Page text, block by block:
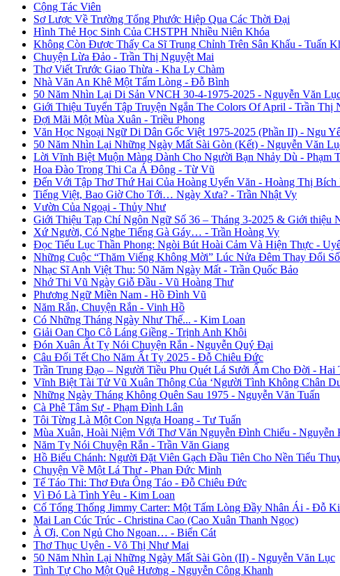
Cộng Tác Viên
Sơ Lược Về Trường Tống Phước Hiệp Qua Các Thời Đại
Hình Thẻ Học Sinh Của CHSTPH Nhiều Niên Khóa
Không Còn Được Thấy Ca Sĩ Trung Chỉnh Trên Sân Khấu - Tuấn
Chuyện Lừa Đảo - Trần Thị Nguyệt Mai
Thơ Viết Trước Giao Thừa - Kha Ly Chàm
Nhà Văn An Khê Một Tấm Lòng - Đỗ Bình
50 Năm Nhìn Lại Di Sản VNCH 30-4-1975-2025 - Nguyễn Văn
Giới Thiệu Tuyển Tập Truyện Ngắn The Colors Of April - Trần Thị
Đợi Mãi Một Mùa Xuân - Triều Phong
Văn Học Ngoại Ngữ Di Dân Gốc Việt 1975-2025 (Phần II) - Ngu
50 Năm Nhìn Lại Những Ngày Mất Sài Gòn (Kết) - Nguyễn Văn
Lời Vĩnh Biệt Muộn Màng Dành Cho Người Bạn Nhảy Dù - Phạm
Hoa Đào Trong Thi Ca Á Đông - Từ Vũ
Đến Với Tập Thơ Thứ Hai Của Hoàng Uyển Văn - Hoàng Thị Bích
Tiếng Việt, Bao Giờ Cho Tới… Ngày Xưa? - Trần Nhật Vy
Vườn Của Ngoại - Thủy Như
Giới Thiệu Tạp Chí Ngôn Ngữ Số 36 – Tháng 3-2025 & Giới
Xứ Người, Có Nghe Tiếng Gà Gáy… - Trần Hoàng Vy
Đọc Tiểu Lục Thần Phong: Ngòi Bút Hoài Cảm Và Hiện Thực -
Những Cuộc “Thăm Viếng Không Mời” Lúc Nửa Đêm Thay Đổi
Nhạc Sĩ Anh Việt Thu: 50 Năm Ngày Mất - Trần Quốc Bảo
Nhớ Thi Vũ Ngày Giỗ Đầu - Vũ Hoàng Thư
Phương Ngữ Miền Nam - Hồ Đình Vũ
Năm Rắn, Chuyện Rắn - Vinh Hồ
Có Những Tháng Ngày Như Thế... - Kim Loan
Giải Oan Cho Cô Láng Giềng - Trịnh Anh Khôi
Đón Xuân Ất Tỵ Nói Chuyện Rắn - Nguyễn Quý Đại
Câu Đối Tết Cho Năm Ất Tỵ 2025 - Đỗ Chiêu Đức
Trần Trung Đạo – Người Tiều Phu Quét Lá Sưởi Ấm Cho Đời - Hai
Vĩnh Biệt Tài Tử Vũ Xuân Thông Của ‘Người Tình Không Chân
Những Ngày Tháng Không Quên Sau 1975 - Nguyễn Văn Tuấn
Cà Phê Tâm Sự - Phạm Đình Lân
Tôi Từng Là Một Con Ngựa Hoang - Tư Tuấn
Mùa Xuân, Hoài Niệm Với Thơ Văn Nguyễn Đình Chiểu - Nguyễn
Năm Tỵ Nói Chuyện Rắn - Trần Văn Giang
Hồ Biểu Chánh: Người Đặt Viên Gạch Đầu Tiên Cho Nền Tiểu
Chuyện Về Một Lá Thư - Phan Đức Minh
Tế Táo Thi: Thơ Đưa Ông Táo - Đỗ Chiêu Đức
Vì Đó Là Tình Yêu - Kim Loan
Cố Tổng Thống Jimmy Carter: Một Tấm Lòng Đầy Nhân Ái - Đỗ
Mai Lan Cúc Trúc - Christina Cao (Cao Xuân Thanh Ngọc)
À Ơi, Con Ngủ Cho Ngoan… - Biển Cát
Thơ Thục Uyên - Võ Thị Như Mai
50 Năm Nhìn Lại Những Ngày Mất Sài Gòn (II) - Nguyễn Văn Lục
Tình Tự Cho Một Quê Hương - Nguyễn Công Khanh